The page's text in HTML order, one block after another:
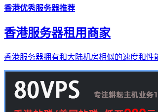
香港优秀服务器推荐
香港服务器租用商家
香港服务器拥有和大陆机房相似的速度和